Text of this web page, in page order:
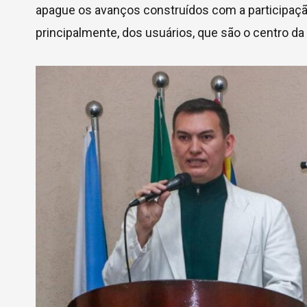
apague os avanços construídos com a
principalmente, dos usuários, que são o centro